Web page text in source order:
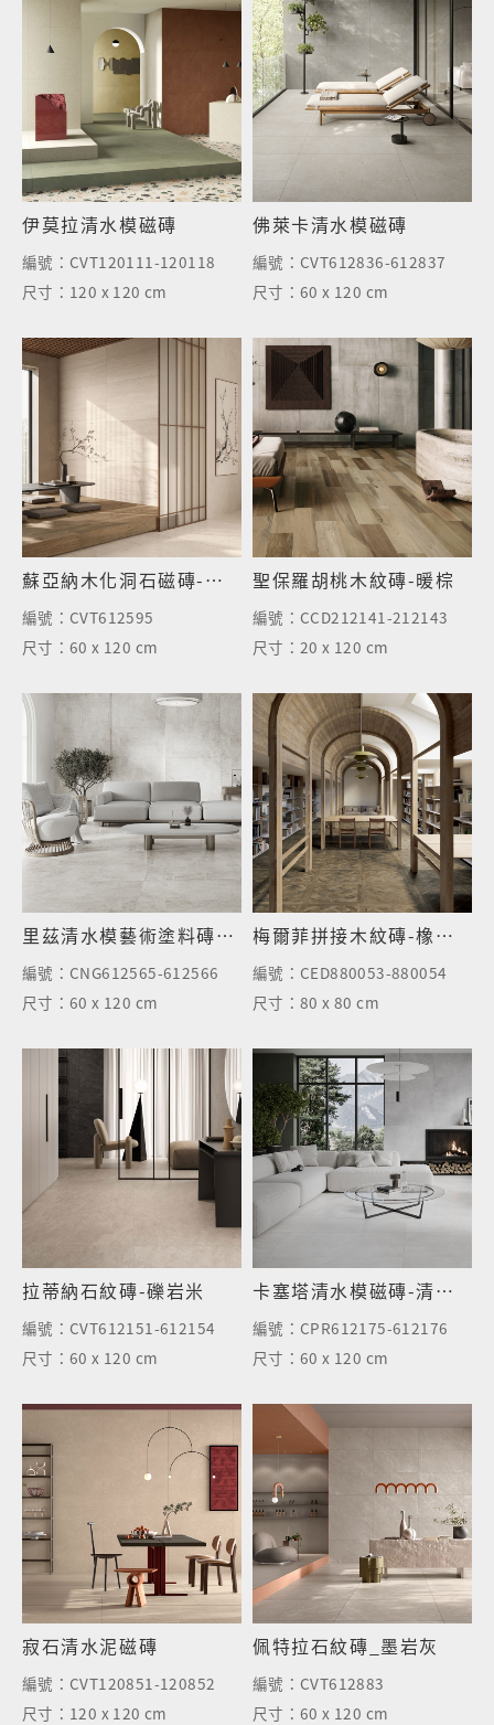
伊莫拉清水模磁磚
編號： CVT120111-120118
尺寸： 120 x 120 cm
佛萊卡清水模磁磚
編號： CVT612836-612837
尺寸：60 x 120 cm
蘇亞納木化洞石磁磚-岩米
編號： CVT612595
尺寸：60 x 120 cm
聖保羅胡桃木紋磚-暖棕
編號： CCD212141-212143
尺寸：20 x 120 cm
里茲清水模藝術塗料磚-半拋面
編號： CNG612565-612566
尺寸：60 x 120 cm
梅爾菲拼接木紋磚-橡木灰棕
編號： CED880053-880054
尺寸：80 x 80 cm
拉蒂納石紋磚-礫岩米
編號： CVT612151-612154
尺寸：60 x 120 cm
卡塞塔清水模磁磚-清水灰
編號： CPR612175-612176
尺寸：60 x 120 cm
寂石清水泥磁磚
編號： CVT120851-120852
尺寸： 120 x 120 cm
佩特拉石紋磚_墨岩灰
編號： CVT612883
尺寸：60 x 120 cm